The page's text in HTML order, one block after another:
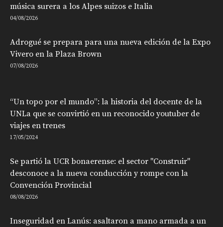
música surera a los Alpes suizos e Italia
04/08/2026
Adrogué se prepara para una nueva edición de la Expo
Vivero en la Plaza Brown
07/08/2026
“Un topo por el mundo”: la historia del docente de la
UNLa que se convirtió en un reconocido youtuber de
viajes en trenes
17/05/2024
Se partió la UCR bonaerense: el sector "Construir"
desconoce a la nueva conducción y rompe con la
Convención Provincial
08/08/2026
Inseguridad en Lanús: asaltaron a mano armada a un